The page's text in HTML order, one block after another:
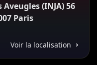
(INJA) 56
Paris
Voir la localisation